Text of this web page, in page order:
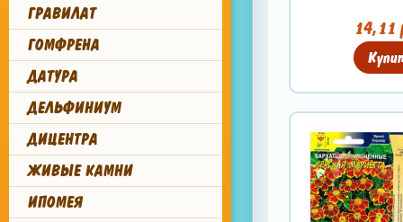
ГРАВИЛАТ
ГОМФРЕНА
ДАТУРА
ДЕЛЬФИНИУМ
ДИЦЕНТРА
ЖИВЫЕ КАМНИ
ИПОМЕЯ
14,11